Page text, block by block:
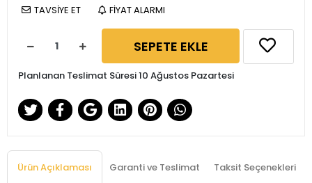
TAVSİYE ET FİYAT ALARMI
SEPETE EKLE
Planlanan Teslimat Süresi 10 Ağustos Pazartesi
Ürün Açıklaması Garanti ve Teslimat Taksit Seçenekleri